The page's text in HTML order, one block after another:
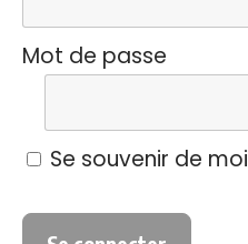
Mot de passe
Se souvenir de moi